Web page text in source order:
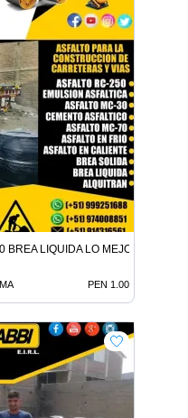
LIQUIDA LO MEJOR EN ADITI
PEN 1.00